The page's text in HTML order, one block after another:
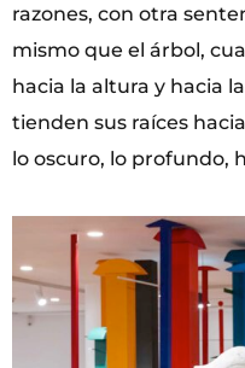
razones, con otra
mismo que el árbol,
hacia la altura y hacia
tienden sus raíces
lo oscuro, lo profundo,